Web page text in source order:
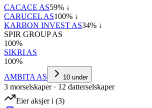
CACACE AS59% ↓
CARUCEL AS100% ↓
KARBON INVEST AS34% ↓
SPIR GROUP AS
100%
SIKRI AS
100%
AMBITA AS
10 under
3 morselskaper· 12 datterselskaper
Eier aksjer i (3)